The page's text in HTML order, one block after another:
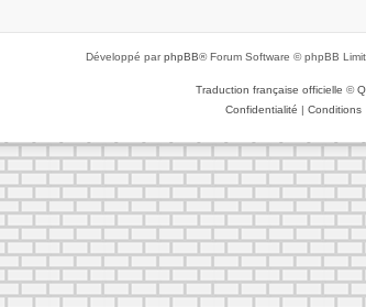
Développé parphpBB® Forum Software © phpBB
Traduction française officielle ©
Confidentialité | Conditions